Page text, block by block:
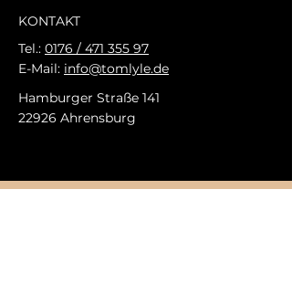
KONTAKT
Tel.: 0176 / 471 355 97
E-Mail: info@tomlyle.de
Hamburger Straße 141
22926 Ahrensburg